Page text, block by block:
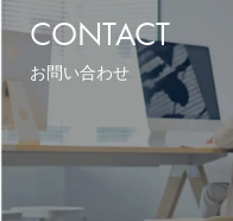
CONTACT
お問い合わせ